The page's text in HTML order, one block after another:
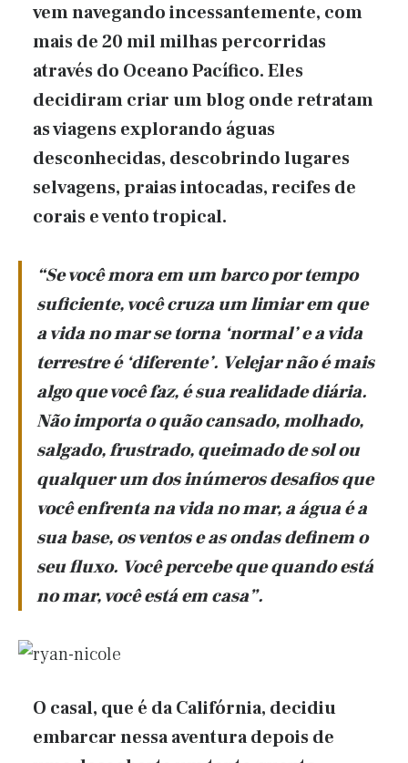
vem navegando incessantemente, com
mais de 20 mil milhas percorridas
através do Oceano Pacífico. Eles
decidiram criar um blog onde retratam
as viagens explorando águas
desconhecidas, descobrindo lugares
selvagens, praias intocadas, recifes de
corais e vento tropical.
“Se você mora em um barco por tempo
suficiente, você cruza um limiar em que
a vida no mar se torna ‘normal’ e a vida
terrestre é ‘diferente’. Velejar não é mais
algo que você faz, é sua realidade diária.
Não importa o quão cansado, molhado,
salgado, frustrado, queimado de sol ou
qualquer um dos inúmeros desafios que
você enfrenta na vida no mar, a água é a
sua base, os ventos e as ondas definem o
seu fluxo. Você percebe que quando está
no mar, você está em casa”.
O casal, que é da Califórnia, decidiu
embarcar nessa aventura depois de